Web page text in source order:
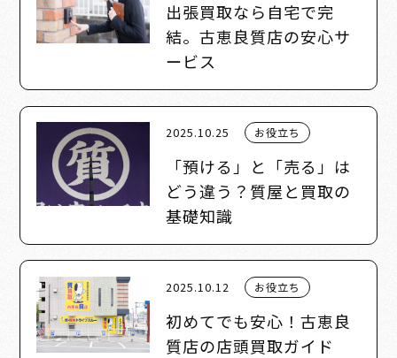
出張買取なら自宅で完
結。古恵良質店の安心サ
ービス
2025.10.25 お役立ち
「預ける」と「売る」は
どう違う？質屋と買取の
基礎知識
2025.10.12 お役立ち
初めてでも安心！古恵良
質店の店頭買取ガイド